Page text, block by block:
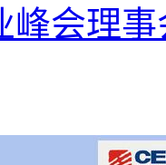
峰会理